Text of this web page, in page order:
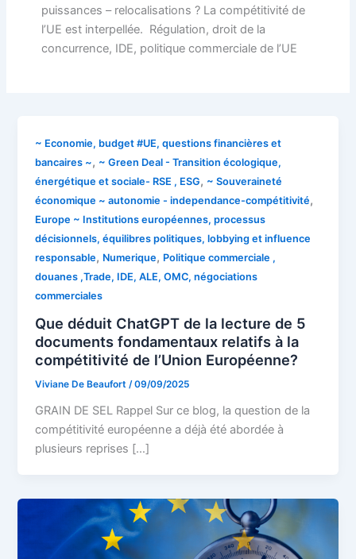
puissances – relocalisations ? La compétitivité de
l’UE est interpellée. Régulation, droit de la
concurrence, IDE, politique commerciale de l’UE
~ Economie, budget #UE, questions financières et
bancaires ~, ~ Green Deal - Transition écologique,
énergétique et sociale- RSE , ESG, ~ Souveraineté
économique ~ autonomie - independance-compétitivité,
Europe ~ Institutions européennes, processus
décisionnels, équilibres politiques, lobbying et influence
responsable, Numerique, Politique commerciale ,
douanes ,Trade, IDE, ALE, OMC, négociations
commerciales
Que déduit ChatGPT de la lecture de 5
documents fondamentaux relatifs à la
compétitivité de l’Union Européenne?
Viviane De Beaufort /09/09/2025
GRAIN DE SEL Rappel Sur ce blog, la question de la
compétitivité européenne a déjà été abordée à
plusieurs reprises […]